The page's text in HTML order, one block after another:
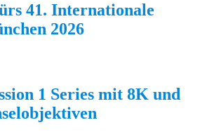
41. Internationale
2026
1 Series mit 8K und